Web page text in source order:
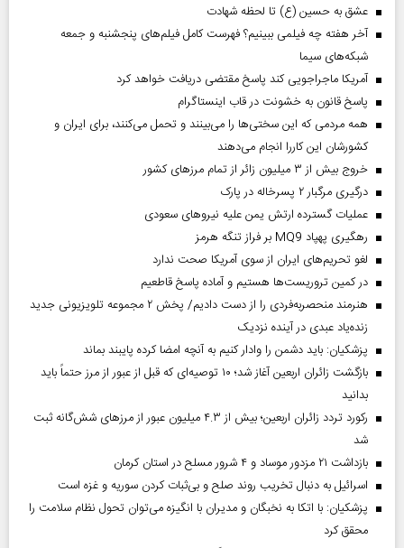
عشق به حسین (ع) تا لحظه شهادت
آخر هفته چه فیلمی ببینیم؟ فهرست کامل فیلم‌های پنجشنبه و جمعه
شبکه‌های سیما
آمریکا ماجراجویی کند پاسخ مقتضی دریافت خواهد کرد
پاسخ قانون به خشونت در قاب اینستاگرام
همه مردمی که این سختی‌ها را می‌بینند و تحمل می‌کنند، برای ایران و
کشورشان این کاررا انجام می‌دهند
خروج بیش از ۳ میلیون زائر از تمام مرز‌های کشور
درگیری مرگبار ۲ پسرخاله در پارک
عملیات گسترده ارتش یمن علیه نیروهای سعودی
رهگیری پهپاد MQ9 بر فراز تنگه هرمز
لغو تحریم‌های ایران از سوی آمریکا صحت ندارد
در کمین تروریست‌ها هستیم و آماده پاسخ قاطعیم
هنرمند منحصر‌به‌فردی را از دست دادیم/ پخش ۲ مجموعه تلویزیونی جدید
زنده‌یاد عبدی در آینده نزدیک
پزشکیان: باید دشمن را وادار کنیم به آنچه امضا کرده پایبند بماند
بازگشت زائران اربعین آغاز شد؛ ۱۰ توصیه‌ای که قبل از عبور از مرز حتماً باید
بدانید
رکورد تردد زائران اربعین؛ بیش از ۴.۳ میلیون عبور از مرزهای شش‌گانه ثبت
شد
بازداشت ۲۱ مزدور موساد و ۴ شرور مسلح در استان کرمان
اسرائیل به دنبال تخریب روند صلح و بی‌ثبات کردن سوریه و غزه است
پزشکیان: با اتکا به نخبگان و مدیران با انگیزه می‌توان تحول نظام سلامت را
محقق کرد